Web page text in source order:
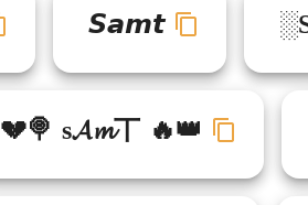
𝙎𝙖𝙢𝙩
💔🍭 s𝓐𝓶丅 🔥👑